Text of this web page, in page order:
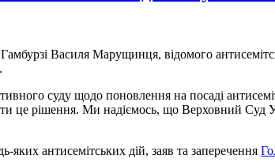
Василя Марущинця, відомого
суду щодо поновлення на посаді
це рішення. Ми надіємось, що Верховний Суд
антисемітських дій, заяв та заперечення